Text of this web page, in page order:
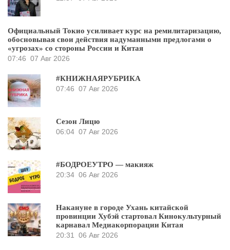
Официальный Токио усиливает курс на ремилитаризацию,
обосновывая свои действия надуманными предлогами о
«угрозах» со стороны России и Китая
07:46 07 Авг 2026
#КНИЖНАЯРУБРИКА
07:46 07 Авг 2026
Сезон Лицю
06:04 07 Авг 2026
#БОДРОЕУТРО — макияж
20:34 06 Авг 2026
Накануне в городе Ухань китайской
провинции Хубэй стартовал Кинокультурный
карнавал Медиакорпорации Китая
20:31
06 Авг 2026